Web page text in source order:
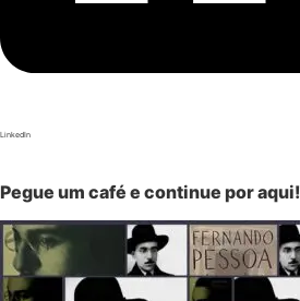
LinkedIn
Pegue um café e continue por aqui!